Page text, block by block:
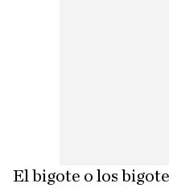
El bigote o los